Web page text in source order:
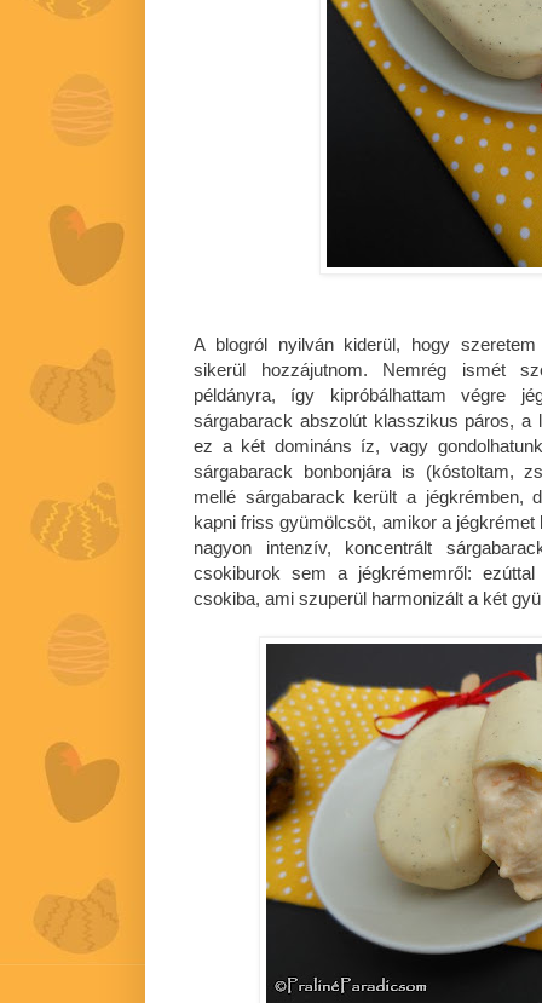
A blogról nyilván kiderül, hogy
sikerül hozzájutnom. Nemrég ismét
példányra, így kipróbálhattam végre
sárgabarack abszolút klasszikus páros, a
ez a két domináns íz, vagy
sárgabarack bonbonjára is (kóstoltam,
mellé sárgabarack került a jégkrémben,
kapni friss gyümölcsöt, amikor a
nagyon intenzív, koncentrált
csokiburok sem a jégkrémemről:
csokiba, ami szuperül harmonizált a két